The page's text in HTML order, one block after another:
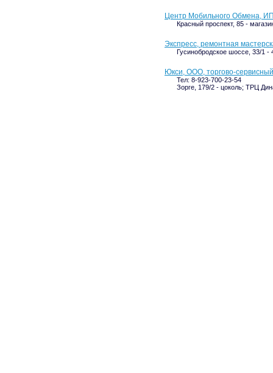
Центр Мобильного Обмена,
Красный проспект, 85 -
Экспресс, ремонтная
Гусинобродское шоссе, 33/1 -
Юкси, ООО, торгово-
Тел: 8-923-700-23-54
Зорге, 179/2 - цоколь; ТРЦ